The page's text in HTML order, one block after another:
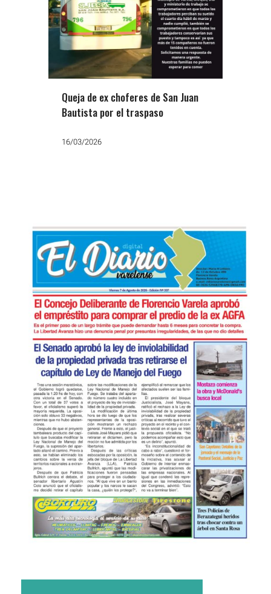
Queja de ex choferes de San Juan
Bautista por el traspaso
16/03/2026